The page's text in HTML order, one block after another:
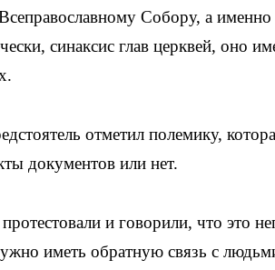
Собору, а
синаксис глав церквей, оно
отметил полемику,
документов или нет.
и говорили, что это
иметь обратную связь с